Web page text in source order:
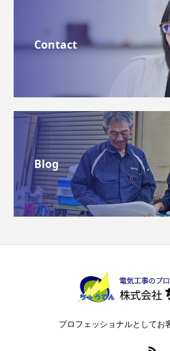
Contact
Blog
プロフェッショナルとしてお